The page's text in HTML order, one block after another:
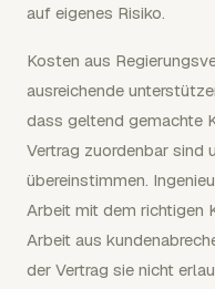
auf eigenes Risiko.
Kosten aus
ausreichende
dass geltend gemachte
Vertrag zuordenbar sind
übereinstimmen.
Arbeit mit dem richtigen
Arbeit aus
der Vertrag sie nicht